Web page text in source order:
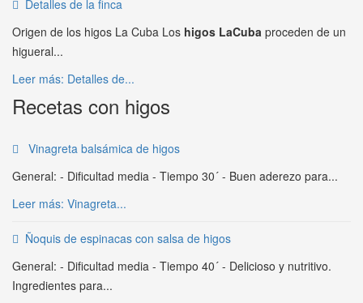
Detalles de la finca
Origen de los higos La Cuba Los higos LaCuba proceden de un
higueral...
Leer más: Detalles de...
Recetas con higos
Vinagreta balsámica de higos
General: - Dificultad media - Tiempo 30´ - Buen aderezo para...
Leer más: Vinagreta...
Ñoquis de espinacas con salsa de higos
General: - Dificultad media - Tiempo 40´ - Delicioso y nutritivo.
Ingredientes para...